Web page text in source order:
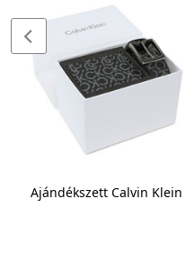
Ajándékszett Calvin Klein